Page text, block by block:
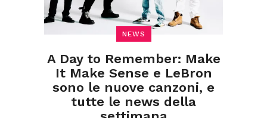
NEWS
A Day to Remember: Make
It Make Sense e LeBron
sono le nuove canzoni, e
tutte le news della